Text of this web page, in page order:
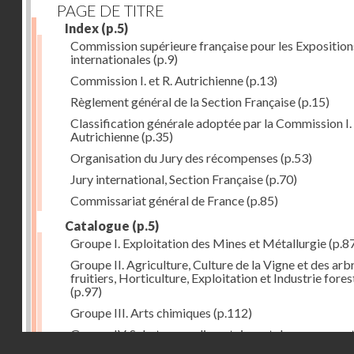
PAGE DE TITRE
Index (p.5)
Commission supérieure française pour les
internationales (p.9)
Commission I. et R. Autrichienne(p.13)
Règlement général de la Section Française(p.15)
Classification générale adoptée par la Commission I.
Autrichienne(p.35)
Organisation du Jury des récompenses (p.53)
Jury international, Section Française(p.70)
Commissariat général de France(p.85)
Catalogue (p.5)
Groupe I. Exploitation des Mines et Métallurgie
Groupe II. Agriculture, Culture de la Vigne et des
fruitiers, Horticulture, Exploitation et Industrie
(p.97)
Groupe III. Arts chimiques (p.112)
Groupe IV. Substances alimentaires et de